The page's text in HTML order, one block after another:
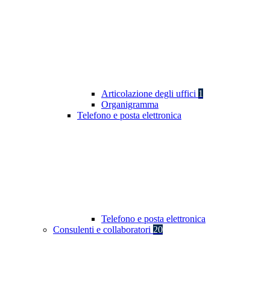
Articolazione degli uffici 1
Organigramma
Telefono e posta elettronica
Telefono e posta elettronica
Consulenti e collaboratori 20